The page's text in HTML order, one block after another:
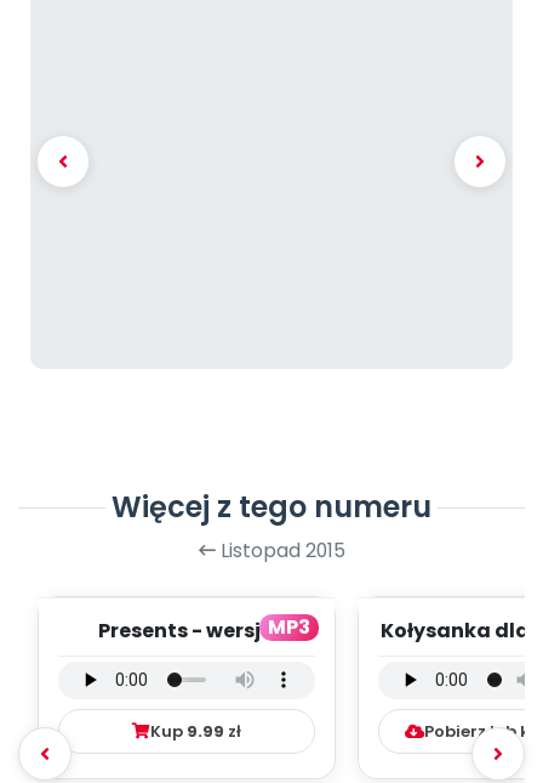
Więcej z tego numeru
Listopad 2015
MP3
Presents - wersja
Kup 9.99 zł
Kołysanka dla
(PD,
Pobierz lub